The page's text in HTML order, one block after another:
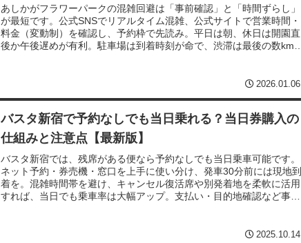
あしかがフラワーパークの混雑回避は「事前確認」と「時間ずらし」
が最短です。公式SNSでリアルタイム混雑、公式サイトで営業時間・
料金（変動制）を確認し、予約枠で先読み。平日は朝、休日は開園直
後か午後遅めが有利。駐車場は到着時刻が命で、渋滞は最後の数km対
2026.01.06
バスタ新宿で予約なしでも当日乗れる？当日券購入の
仕組みと注意点【最新版】
バスタ新宿では、残席がある便なら予約なしでも当日乗車可能です。
ネット予約・券売機・窓口を上手に使い分け、発車30分前には現地到
着を。混雑時間帯を避け、キャンセル復活席や別発着地を柔軟に活用
すれば、当日でも乗車率は大幅アップ。支払い・目的地確認など事前
2025.10.14